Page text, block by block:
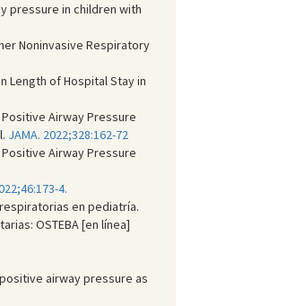
pressure in children with
Noninvasive Respiratory
Length of Hospital Stay in
Positive Airway Pressure
JAMA. 2022;328:162-72
Positive Airway Pressure
4.
en pediatría.
OSTEBA [en línea]
airway pressure as